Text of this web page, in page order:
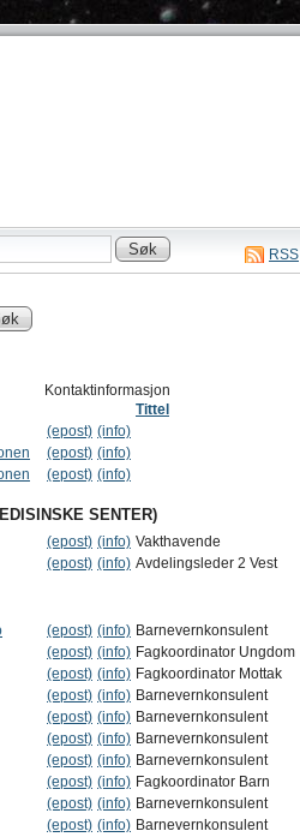
RSS
Kontaktinformasjon
Tittel
(epost) (info)
(epost) (info)
(epost) (info)
SENTER)
(epost) (info) Vakthavende
(epost) (info) Avdelingsleder 2 Vest
(epost) (info) Barnevernkonsulent
(epost) (info) Fagkoordinator Ungdom
(epost) (info) Fagkoordinator Mottak
(epost) (info) Barnevernkonsulent
(epost) (info) Barnevernkonsulent
(epost) (info) Barnevernkonsulent
(epost) (info) Barnevernkonsulent
(epost) (info) Fagkoordinator Barn
(epost) (info) Barnevernkonsulent
(epost) (info) Barnevernkonsulent